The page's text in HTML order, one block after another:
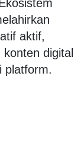
aktif,
konten digital
platform.